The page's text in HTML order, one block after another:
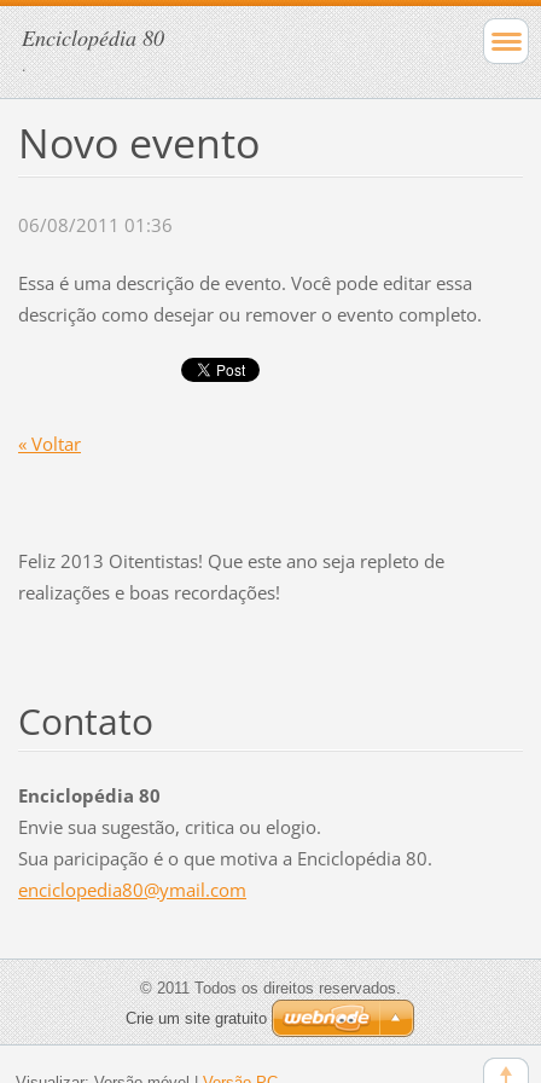
Enciclopédia 80
.
Novo evento
06/08/2011 01:36
Essa é uma descrição de evento. Você pode editar essa
descrição como desejar ou remover o evento completo.
« Voltar
Feliz 2013 Oitentistas! Que este ano seja repleto de
realizações e boas recordações!
Contato
Enciclopédia 80
Envie sua sugestão, critica ou elogio.
Sua paricipação é o que motiva a Enciclopédia 80.
enciclopedia80@ymail.com
© 2011 Todos os direitos reservados.
Crie um site gratuito